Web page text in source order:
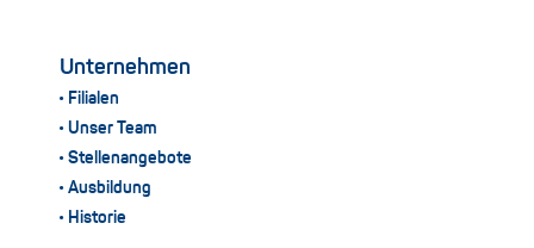
Unternehmen
Filialen
Unser Team
Stellenangebote
Ausbildung
Historie